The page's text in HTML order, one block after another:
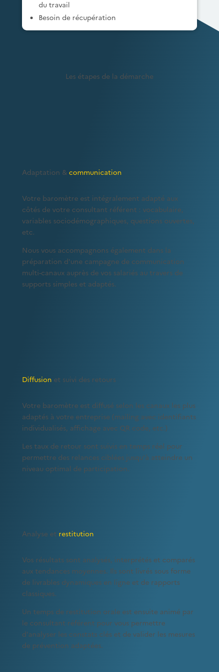
du travail
Besoin de récupération
Les étapes de la démarche
Adaptation & communication
Votre baromètre est intégralement adapté aux
côtés de votre consultant référent : vocabulaire,
variables sociodémographiques, questions ouvertes,
etc.
Nous vous accompagnons également dans la
préparation d'une campagne de communication
multi-canaux auprès de vos salariés au travers de
supports simples et adaptés.
Diffusion et suivi des retours
Votre baromètre est diffusé selon les canaux les plus
adaptés à votre entreprise (mailing avec identifiants
individualisés, affichage avec QR code, etc.)
Les taux de retour sont suivis en temps réel pour
permettre des relances ciblées jusqu'à atteindre un
niveau optimal de participation.
Analyse et restitution
Vos résultats sont analysés, interprétés et comparés
aux tendances moyennes. Ils sont livrés sous forme
de livrables dynamiques en ligne et de rapports
classiques.
Un temps de restitution orale est ensuite animé par
le consultant référent pour vous permettre
d'analyser les constats clés et de valider les mesures
de prévention adaptées.